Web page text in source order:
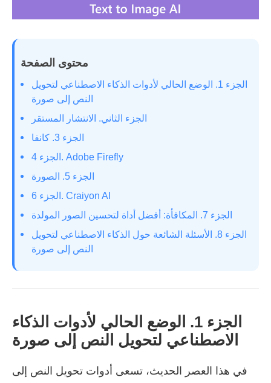
محتوى الصفحة
الجزء 1. الوضع الحالي لأدوات الذكاء الاصطناعي لتحويل
النص إلى صورة
الجزء الثاني. الانتشار المستقر
الجزء 3. كانفا
الجزء 4. Adobe Firefly
الجزء 5. الصورة
الجزء 6. Craiyon AI
الجزء 7. المكافأة: أفضل أداة لتحسين الصور المولدة
الجزء 8. الأسئلة الشائعة حول الذكاء الاصطناعي لتحويل
النص إلى صورة
الجزء 1. الوضع الحالي لأدوات الذكاء
الاصطناعي لتحويل النص إلى صورة
في هذا العصر الحديث، تسعى أدوات تحويل النص إلى